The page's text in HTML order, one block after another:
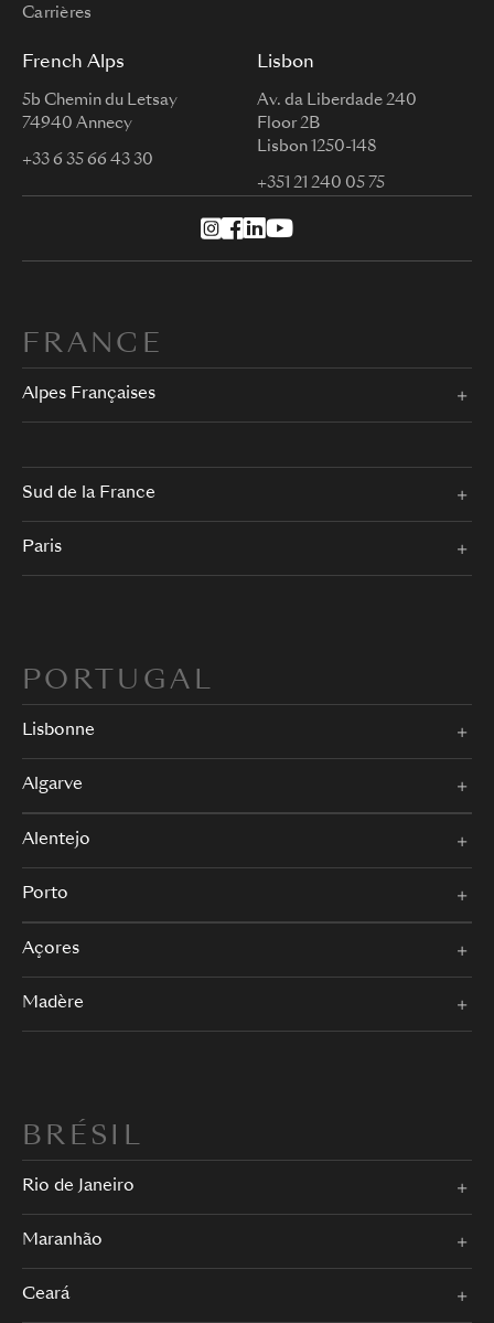
Carrières
French Alps
5b Chemin du Letsay
74940 Annecy
+33 6 35 66 43 30
Lisbon
Av. da Liberdade 240
Floor 2B
Lisbon 1250-148
+351 21 240 05 75
FRANCE
Alpes Françaises
Sud de la France
Paris
PORTUGAL
Lisbonne
Algarve
Alentejo
Porto
Açores
Madère
BRÉSIL
Rio de Janeiro
Maranhão
Ceará